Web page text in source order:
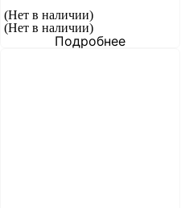
(Нет в наличии)
(Нет в наличии)
Подробнее